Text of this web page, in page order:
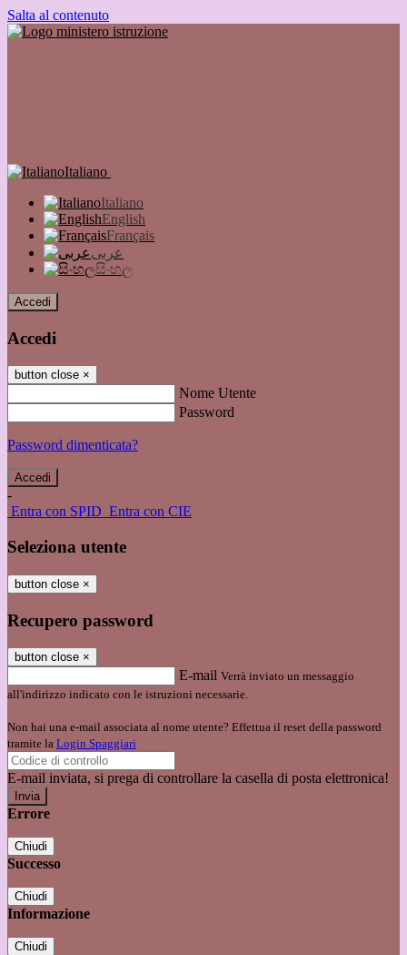
Salta al contenuto
Italiano
Italiano
English
Français
عربى
සිංහල
Accedi
Accedi
button close ×
Nome Utente
Password
Password dimenticata?
-
Entra con SPID Entra con CIE
Seleziona utente
button close ×
Recupero password
button close ×
E-mail Verrà inviato un messaggio
all'indirizzo indicato con le istruzioni necessarie.
Non hai una e-mail associata al nome utente? Effettua il reset della password
tramite la Login Spaggiari
E-mail inviata, si prega di controllare la casella di posta elettronica!
Errore
Chiudi
Successo
Chiudi
Informazione
Chiudi